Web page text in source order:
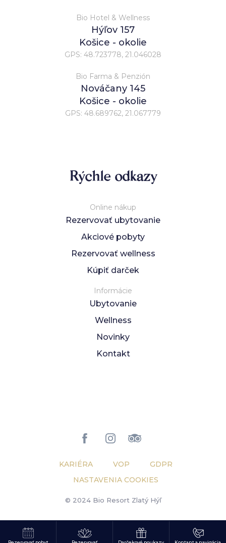
Bio Hotel & Wellness
Hýľov 157
Košice - okolie
GPS: 48.723778, 21.046028
Bio Farma & Penzión
Nováčany 145
Košice - okolie
GPS: 48.689762, 21.067779
Rýchle odkazy
Online nákup
Rezervovať ubytovanie
Akciové pobyty
Rezervovať wellness
Kúpiť darček
Informácie
Ubytovanie
Wellness
Novinky
Kontakt
KARIÉRA VOP
GDPR
NASTAVENIA COOKIES
© 2024 Bio Resort Zlatý Hýľ